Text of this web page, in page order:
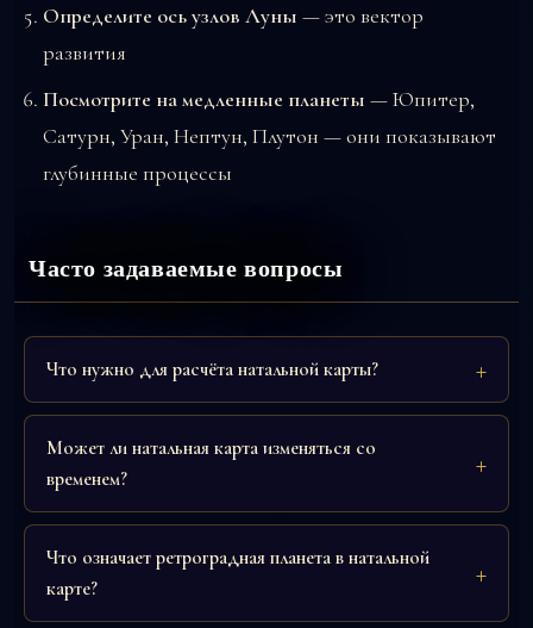
Определите ось узлов Луны — это вектор
развития
Посмотрите на медленные планеты — Юпитер,
Сатурн, Уран, Нептун, Плутон — они показывают
глубинные процессы
Часто задаваемые вопросы
Что нужно для расчёта натальной карты?
Может ли натальная карта изменяться со
временем?
Что означает ретроградная планета в натальной
карте?